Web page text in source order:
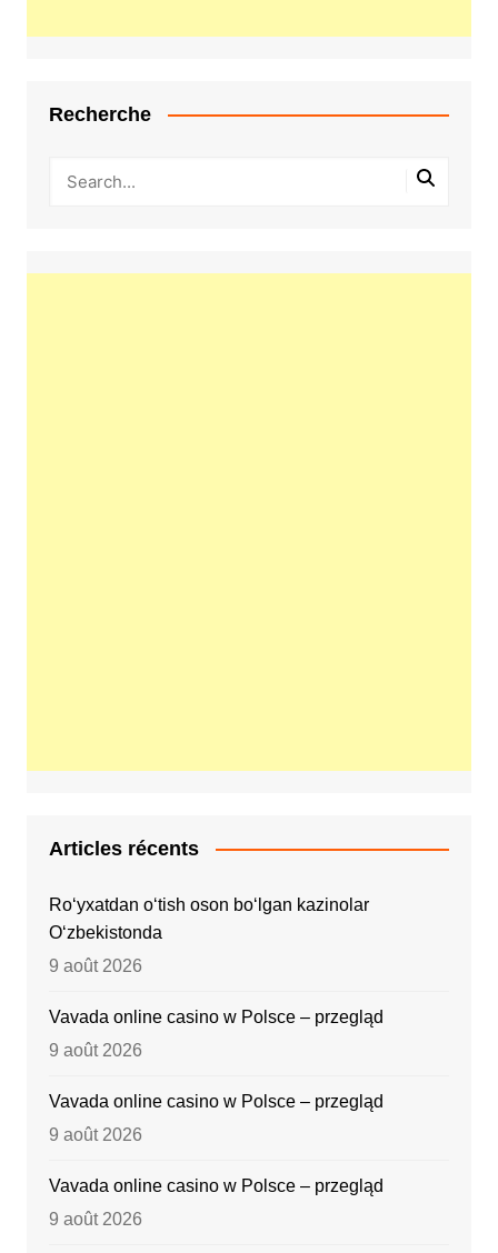
Recherche
Articles récents
Ro‘yxatdan o‘tish oson bo‘lgan kazinolar
O‘zbekistonda
9 août 2026
Vavada online casino w Polsce – przegląd
9 août 2026
Vavada online casino w Polsce – przegląd
9 août 2026
Vavada online casino w Polsce – przegląd
9 août 2026